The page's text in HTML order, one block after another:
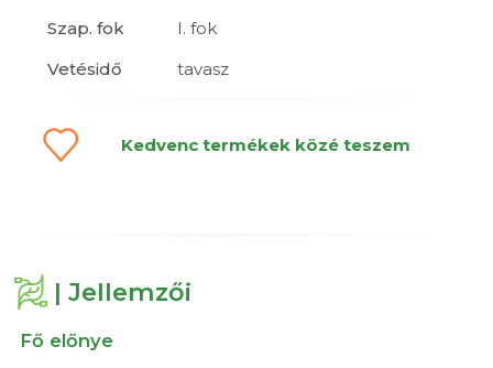
Szap. fok
I. fok
Vetésidő
tavasz
Kedvenc termékek közé teszem
| Jellemzői
Fő előnye